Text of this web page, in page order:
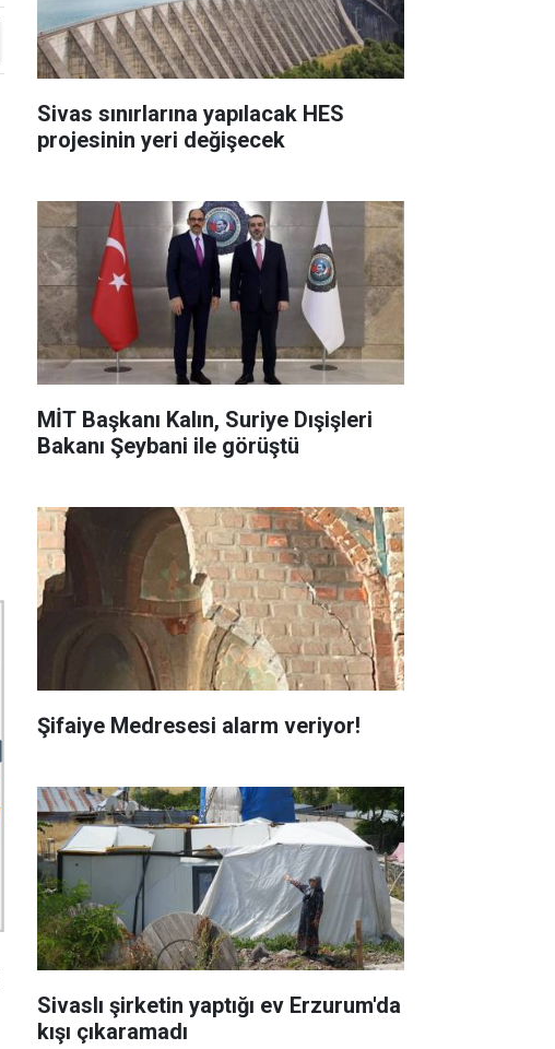
Sivas sınırlarına yapılacak HES
projesinin yeri değişecek
MİT Başkanı Kalın, Suriye Dışişleri
Bakanı Şeybani ile görüştü
Şifaiye Medresesi alarm veriyor!
Sivaslı şirketin yaptığı ev Erzurum'da
kışı çıkaramadı